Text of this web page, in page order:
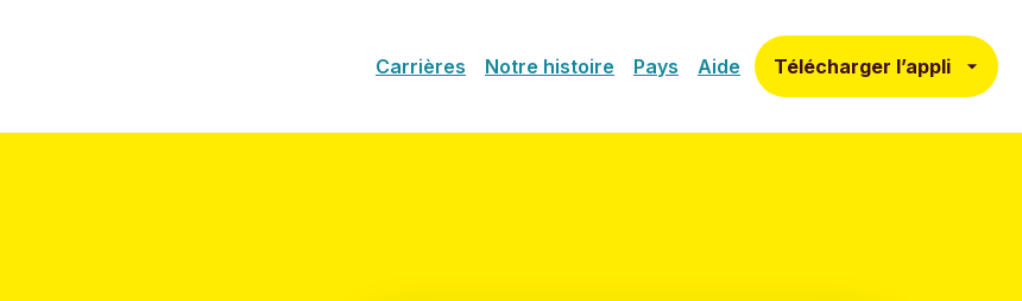
Carrières Notre histoire Pays Aide Télécharger l’appli